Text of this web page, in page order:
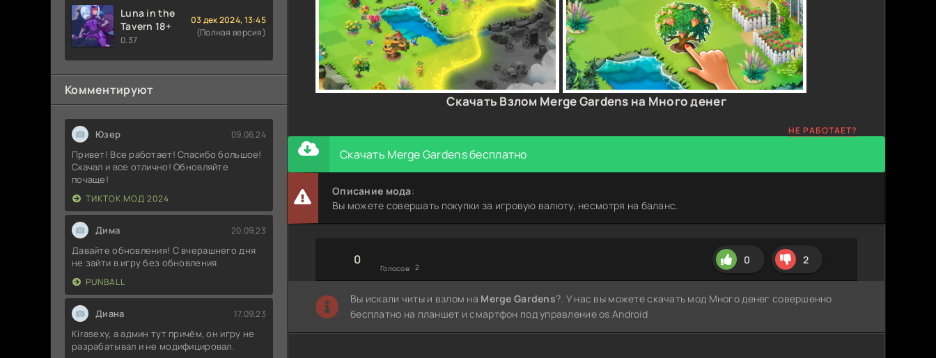
Luna in the
Tavern 18+
0.37
03 дек 2024, 13:45
(Полная версия)
Комментируют
Юзер 09.06.24
Привет! Все работает! Спасибо большое!
Скачал и все отлично! Обновляйте
почаще!
ТИКТОК МОД 2024
Дима 20.09.23
Давайте обновления! С вчерашнего дня
не зайти в игру без обновления
PUNBALL
Диана 17.09.23
Kirasexy, а админ тут причём, он игру не
разрабатывал и не модифицировал.
Скачать Взлом Merge Gardens на Много денег
НЕ РАБОТАЕТ?
Скачать Merge Gardens бесплатно
Описание мода:
Вы можете совершать покупки за игровую валюту, несмотря на баланс.
0
Голосов: 2
0 2
Вы искали читы и взлом на Merge Gardens?. У нас вы можете скачать мод Много денег совершенно
бесплатно на планшет и смартфон под управление os Android